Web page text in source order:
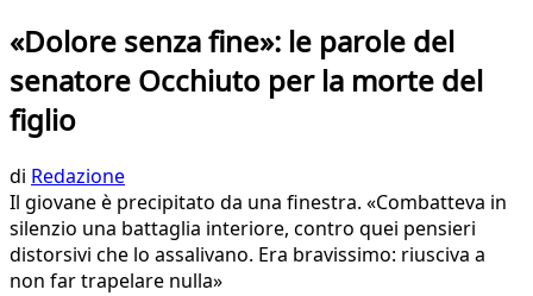
«Dolore senza fine»: le parole del
senatore Occhiuto per la morte del
figlio
di Redazione
Il giovane è precipitato da una finestra. «Combatteva in
silenzio una battaglia interiore, contro quei pensieri
distorsivi che lo assalivano. Era bravissimo: riusciva a
non far trapelare nulla»